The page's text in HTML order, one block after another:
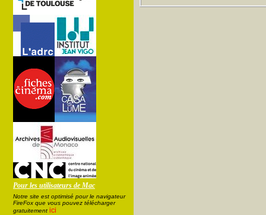
Pour les utilisateurs de Mac
Notre site est optimisé pour le navigateur
FireFox que vous pouvez télécharger
gratuitement ici